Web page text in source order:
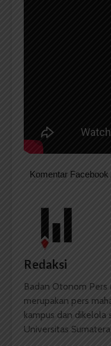
Komentar Facebook
Redaksi
Badan Otonom Pers
merupakan pers
kampus dan dikelola
Universitas